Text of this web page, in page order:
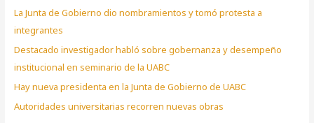
La Junta de Gobierno dio nombramientos y tomó protesta a
integrantes
Destacado investigador habló sobre gobernanza y desempeño
institucional en seminario de la UABC
Hay nueva presidenta en la Junta de Gobierno de UABC
Autoridades universitarias recorren nuevas obras